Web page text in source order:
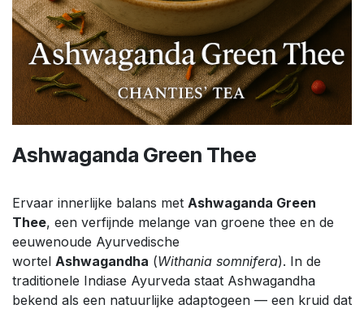
Ashwaganda Green Thee
Ervaar innerlijke balans met Ashwaganda Green
Thee, een verfijnde melange van groene thee en de
eeuwenoude Ayurvedische
wortel Ashwagandha (Withania somnifera). In de
traditionele Indiase Ayurveda staat Ashwagandha
bekend als een natuurlijke adaptogeen — een kruid dat